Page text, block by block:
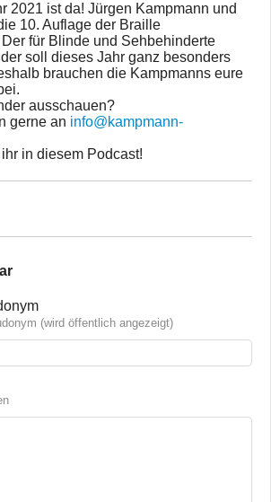
2021 ist da! Jürgen Kampmann und
10. Auflage der Braille
für Blinde und Sehbehinderte
soll dieses Jahr ganz besonders
brauchen die Kampmanns eure
ausschauen?
gerne an info@kampmann-
in diesem Podcast!
(wird öffentlich angezeigt)